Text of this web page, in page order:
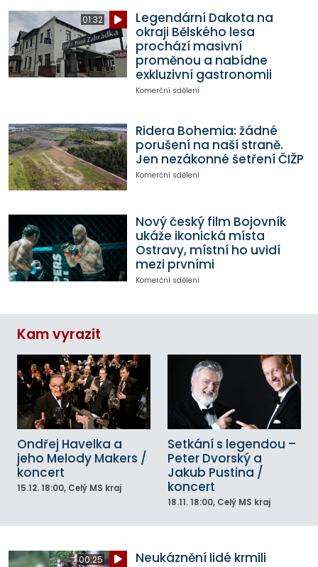
01:32
Legendární Dakota na
okraji Bělského lesa
prochází masivní
proměnou a nabídne
exkluzivní gastronomii
Komerční sdělení
Ridera Bohemia: žádné
porušení na naší straně.
Jen nezákonné šetření ČIŽP
Komerční sdělení
Nový český film Bojovník
ukáže ikonická místa
Ostravy, místní ho uvidí
mezi prvními
Komerční sdělení
Kam vyrazit
Ondřej Havelka a
jeho Melody Makers /
koncert
15.12. 18:00, Celý MS kraj
Setkání s legendou –
Peter Dvorský a
Jakub Pustina /
koncert
18.11. 18:00, Celý MS kraj
00:25
Neukáznění lidé krmili